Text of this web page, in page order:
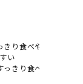
り食べやすい
い
っきり食べやすい